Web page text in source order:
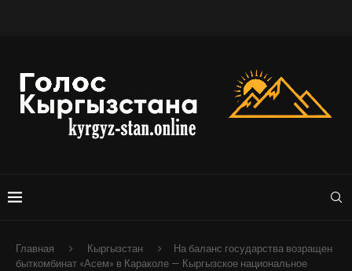
Главная Кыргызстан
На баланс государства возращен
быткомбинат «Асем» в Караколе — Кыргызское национальное